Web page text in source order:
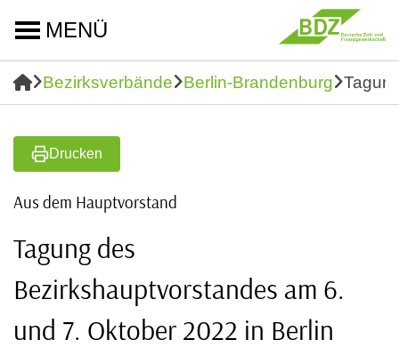
MENÜ
Bezirksverbände Berlin-Brandenburg
Drucken
Aus dem Hauptvorstand
Tagung des
Bezirkshauptvorstandes am 6.
und 7. Oktober 2022 in Berlin